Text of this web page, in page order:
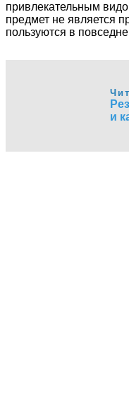
привлекательным
предмет не является
пользуются в
и